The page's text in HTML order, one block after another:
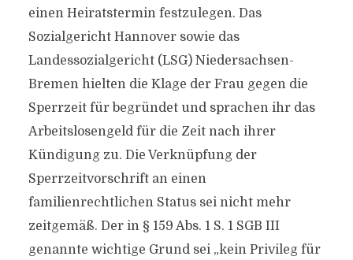
einen Heiratstermin festzulegen. Das
Sozialgericht Hannover sowie das
Landessozialgericht (LSG) Niedersachsen-
Bremen hielten die Klage der Frau gegen die
Sperrzeit für begründet und sprachen ihr das
Arbeitslosengeld für die Zeit nach ihrer
Kündigung zu. Die Verknüpfung der
Sperrzeitvorschrift an einen
familienrechtlichen Status sei nicht mehr
zeitgemäß. Der in § 159 Abs. 1 S. 1 SGB III
genannte wichtige Grund sei „kein Privileg für